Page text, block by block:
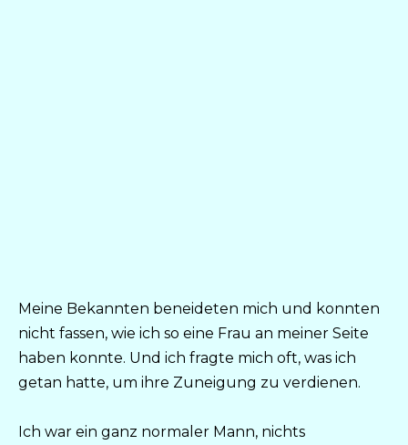
Meine Bekannten beneideten mich und konnten
nicht fassen, wie ich so eine Frau an meiner Seite
haben konnte. Und ich fragte mich oft, was ich
getan hatte, um ihre Zuneigung zu verdienen.
Ich war ein ganz normaler Mann, nichts